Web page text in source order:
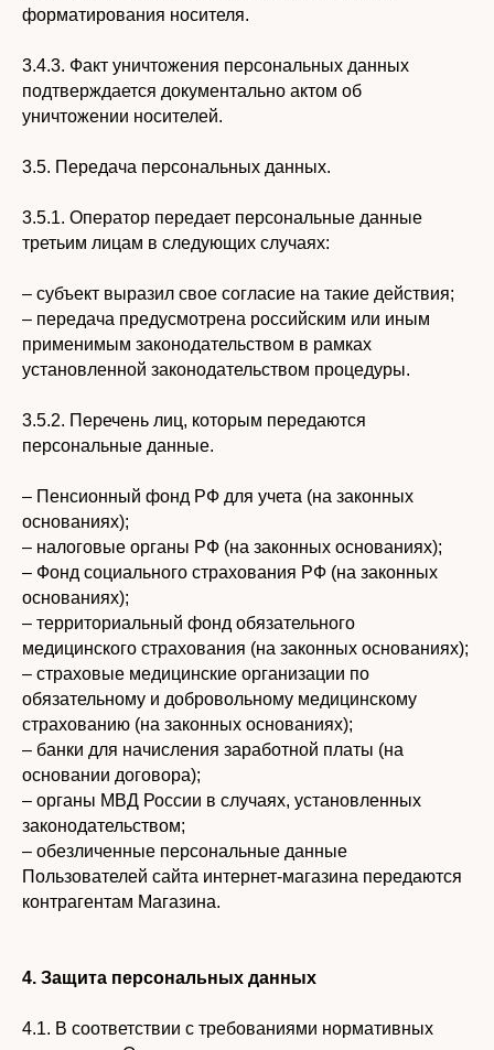
форматирования носителя.
3.4.3. Факт уничтожения персональных данных
подтверждается документально актом об
уничтожении носителей.
3.5. Передача персональных данных.
3.5.1. Оператор передает персональные данные
третьим лицам в следующих случаях:
– субъект выразил свое согласие на такие действия;
– передача предусмотрена российским или иным
применимым законодательством в рамках
установленной законодательством процедуры.
3.5.2. Перечень лиц, которым передаются
персональные данные.
– Пенсионный фонд РФ для учета (на законных
основаниях);
– налоговые органы РФ (на законных основаниях);
– Фонд социального страхования РФ (на законных
основаниях);
– территориальный фонд обязательного
медицинского страхования (на законных основаниях);
– страховые медицинские организации по
обязательному и добровольному медицинскому
страхованию (на законных основаниях);
– банки для начисления заработной платы (на
основании договора);
– органы МВД России в случаях, установленных
законодательством;
– обезличенные персональные данные
Пользователей сайта интернет-магазина передаются
контрагентам Магазина.
4. Защита персональных данных
4.1. В соответствии с требованиями нормативных